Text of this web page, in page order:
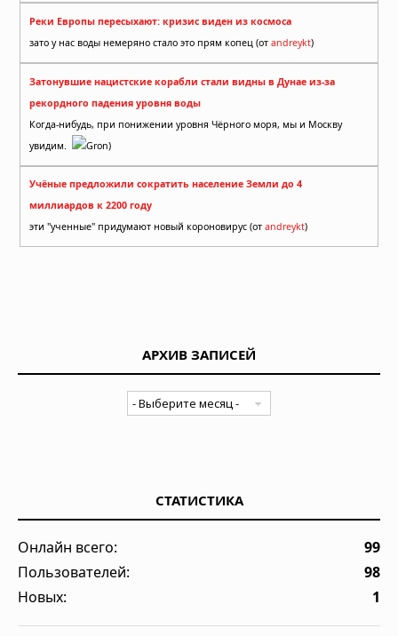
Реки Европы пересыхают: кризис виден из космоса
зато у нас воды немеряно стало это прям копец (от andreykt)
Затонувшие нацистские корабли стали видны в Дунае из-за
рекордного падения уровня воды
Когда-нибудь, при понижении уровня Чёрного моря, мы и Москву
увидим.
Gron)
Учёные предложили сократить население Земли до 4
миллиардов к 2200 году
эти "ученные" придумают новый короновирус (от andreykt)
АРХИВ ЗАПИСЕЙ
СТАТИСТИКА
Онлайн всего:
99
Пользователей:
98
Новых:
1